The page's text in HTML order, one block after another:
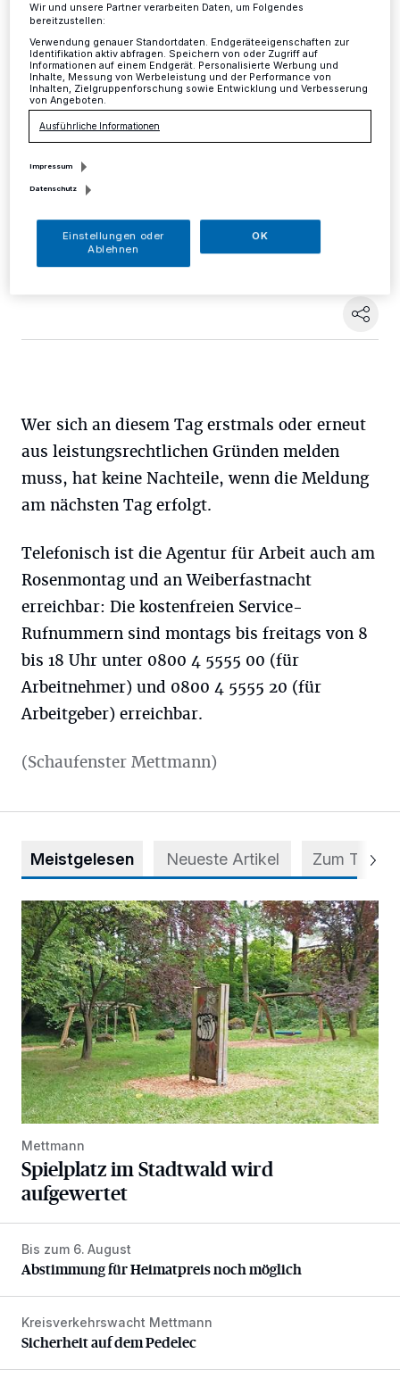
Geänderte Öffnungszeiten an
Altweiber
Mettmann·Am Donnerstag, 28. Februar (Altweiber),
haben die Geschäftsstellen der Agentur für Arbeit
Mettmann bis 13.30 Uhr geöffnet. Am Rosenmontag,
Arbeit Mettmann in Hilden, Langenfeld, Mettmann,
Ratingen und Velbert geschlossen.
Eine Minute Lesezeit
Wer sich an diesem Tag erstmals oder erneut
aus leistungsrechtlichen Gründen melden
muss, hat keine Nachteile, wenn die Meldung
am nächsten Tag erfolgt.
Telefonisch ist die Agentur für Arbeit auch am
Rosenmontag und an Weiberfastnacht
erreichbar: Die kostenfreien Service-
Rufnummern sind montags bis freitags von 8
bis 18 Uhr unter 0800 4 5555 00 (für
Arbeitnehmer) und 0800 4 5555 20 (für
Arbeitgeber) erreichbar.
(Schaufenster Mettmann)
Meistgelesen Neueste Artikel Zum Thema
Spielplatz im Stadtwald wird aufgewertet
Mettmann
Spielplatz im Stadtwald wird
aufgewertet
Abstimmung für Heimatpreis noch möglich
Bis zum 6. August
Abstimmung für Heimatpreis noch möglich
Sicherheit auf dem Pedelec
Kreisverkehrswacht Mettmann
Sicherheit auf dem Pedelec
Wir und unsere Partner verarbeiten Daten, um Folgendes
bereitzustellen:
Verwendung genauer Standortdaten. Endgeräteeigenschaften zur
Identifikation aktiv abfragen. Speichern von oder Zugriff auf
Informationen auf einem Endgerät. Personalisierte Werbung und
Inhalte, Messung von Werbeleistung und der Performance von
Inhalten, Zielgruppenforschung sowie Entwicklung und Verbesserung
von Angeboten.
Ausführliche Informationen
Impressum
Datenschutz
Einstellungen oder
Ablehnen
OK